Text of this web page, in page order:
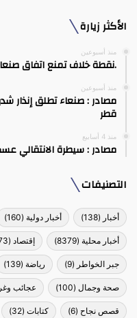
الأكثر زيارة
منذ أسبوعين
.نقطة خلاف تمنع اتفاق
منذ أسبوعين
مصادر : صنعاء تطلق إنذار
قطر
منذ 4 أسابيع
مصادر : سيطرة الانتقالي
التصنيفات
أخبار (138) أخبار دولية (160)
أخبار محلية (8379) إقتصاد (973)
جبر الخواطر (9) رياضة (139)
صحة وجمال (100) عجائب
قصص نجاح (6) كتابات (32)